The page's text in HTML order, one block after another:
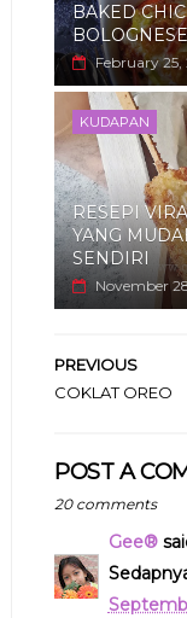
BAKED
February 25,
KUDAPAN
RESEPI
YANG
SENDIRI
November
PREVIOUS
COKLAT OREO
POST A
20 comments
Gee®